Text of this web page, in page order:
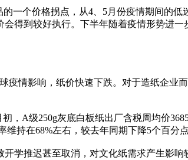
个价格拐点，从4、5月份疫情期间的低
得到较好执行。下半年随着疫情形势进一
情影响，纸价快速下跌。对于造纸企业
A级250g灰底白板纸出厂含税周均价
维持在68%左右，较去年同期下降5个百分点
推迟甚至取消，对文化纸需求产生影响